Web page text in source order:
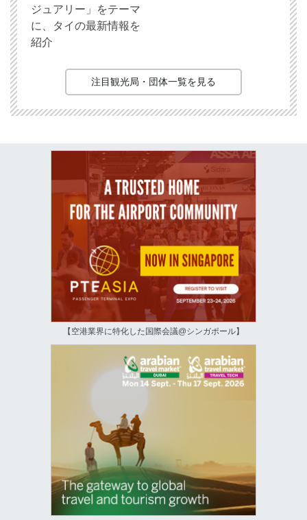
ジュアリー」をテーマ
に、タイの最新情報を
紹介
注目観光局・団体一覧を見る
【空港業界に特化した国際会議@シンガポール】